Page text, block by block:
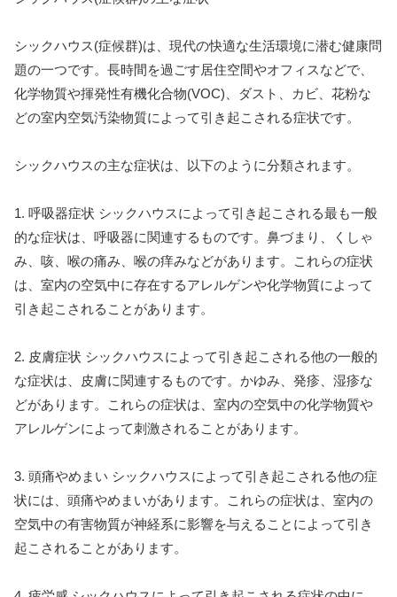
シックハウス(症候群)は、現代の快適な生活環境に潜む健康問
題の一つです。長時間を過ごす居住空間やオフィスなどで、
化学物質や揮発性有機化合物(VOC)、ダスト、カビ、花粉な
どの室内空気汚染物質によって引き起こされる症状です。
シックハウスの主な症状は、以下のように分類されます。
1. 呼吸器症状 シックハウスによって引き起こされる最も一般
的な症状は、呼吸器に関連するものです。鼻づまり、くしゃ
み、咳、喉の痛み、喉の痒みなどがあります。これらの症状
は、室内の空気中に存在するアレルゲンや化学物質によって
引き起こされることがあります。
2. 皮膚症状 シックハウスによって引き起こされる他の一般的
な症状は、皮膚に関連するものです。かゆみ、発疹、湿疹な
どがあります。これらの症状は、室内の空気中の化学物質や
アレルゲンによって刺激されることがあります。
3. 頭痛やめまい シックハウスによって引き起こされる他の症
状には、頭痛やめまいがあります。これらの症状は、室内の
空気中の有害物質が神経系に影響を与えることによって引き
起こされることがあります。